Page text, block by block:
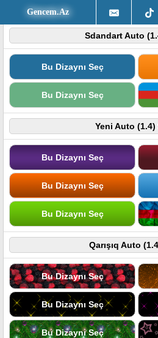
Gencem.Az
Sdandart Auto
Bu Dizaynı Seç
Bu Dizaynı Seç
Yeni Auto (1.4)
Bu Dizaynı Seç
Bu Dizaynı Seç
Bu Dizaynı Seç
Qarışıq Auto
Bu Dizaynı Seç
Bu Dizaynı Seç
Bu Dizaynı Seç